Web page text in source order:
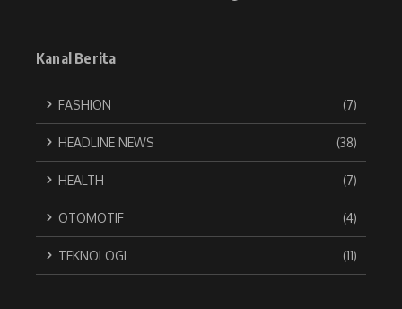
Kanal Berita
FASHION (7)
HEADLINE NEWS (38)
HEALTH (7)
OTOMOTIF (4)
TEKNOLOGI (11)